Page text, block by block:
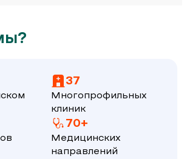
37
Многопрофильных
клиник
70+
Медицинских
направлений